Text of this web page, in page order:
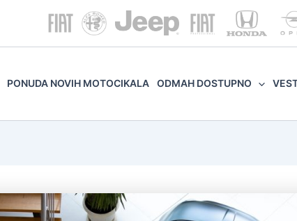
PONUDA NOVIH MOTOCIKALA ODMAH DOSTUPNO